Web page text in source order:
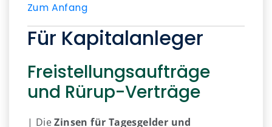
Zum Anfang
Für Kapitalanleger
Freistellungsaufträge
und Rürup-Verträge
| DieZinsen für Tagesgelder und